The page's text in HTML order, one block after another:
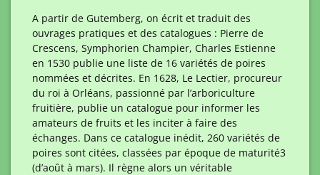
A partir de Gutemberg, on écrit et traduit des
ouvrages pratiques et des catalogues : Pierre de
Crescens, Symphorien Champier, Charles Estienne
en 1530 publie une liste de 16 variétés de poires
nommées et décrites. En 1628, Le Lectier, procureur
du roi à Orléans, passionné par l’arboriculture
fruitière, publie un catalogue pour informer les
amateurs de fruits et les inciter à faire des
échanges. Dans ce catalogue inédit, 260 variétés de
poires sont citées, classées par époque de maturité3
(d’août à mars). Il règne alors un véritable